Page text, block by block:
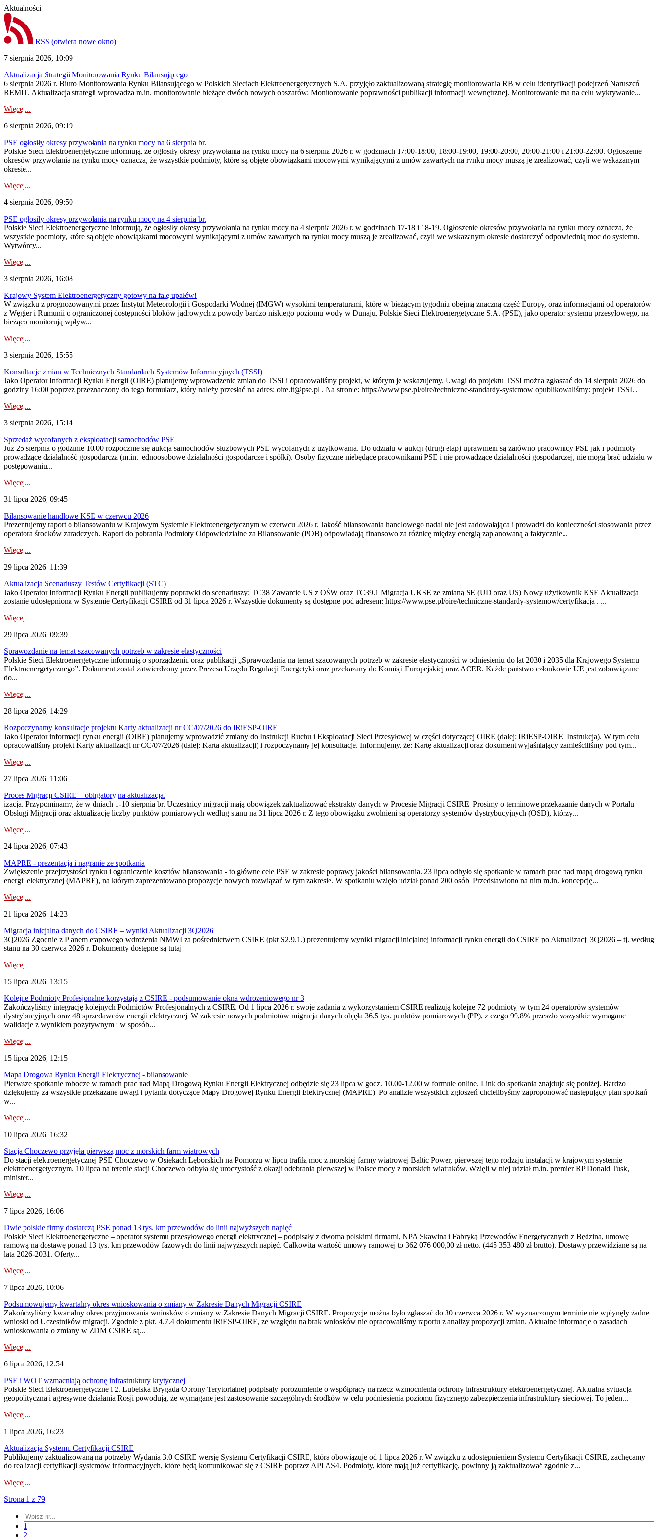
Aktualności
RSS (otwiera nowe okno)
7 sierpnia 2026, 10:09
Aktualizacja Strategii Monitorowania Rynku Bilansującego
6 sierpnia 2026 r. Biuro Monitorowania Rynku Bilansującego w Polskich Sieciach Elektroenergetycznych S.A. przyjęło zaktualizowaną strategię monitorowania RB w celu identyfikacji podejrzeń Naruszeń
REMIT. Aktualizacja strategii wprowadza m.in. monitorowanie bieżące dwóch nowych obszarów: Monitorowanie poprawności publikacji informacji wewnętrznej. Monitorowanie ma na celu wykrywanie...
Więcej...
6 sierpnia 2026, 09:19
PSE ogłosiły okresy przywołania na rynku mocy na 6 sierpnia br.
Polskie Sieci Elektroenergetyczne informują, że ogłosiły okresy przywołania na rynku mocy na 6 sierpnia 2026 r. w godzinach 17:00-18:00, 18:00-19:00, 19:00-20:00, 20:00-21:00 i 21:00-22:00. Ogłoszenie
okresów przywołania na rynku mocy oznacza, że wszystkie podmioty, które są objęte obowiązkami mocowymi wynikającymi z umów zawartych na rynku mocy muszą je zrealizować, czyli we wskazanym
okresie...
Więcej...
4 sierpnia 2026, 09:50
PSE ogłosiły okresy przywołania na rynku mocy na 4 sierpnia br.
Polskie Sieci Elektroenergetyczne informują, że ogłosiły okresy przywołania na rynku mocy na 4 sierpnia 2026 r. w godzinach 17-18 i 18-19. Ogłoszenie okresów przywołania na rynku mocy oznacza, że
wszystkie podmioty, które są objęte obowiązkami mocowymi wynikającymi z umów zawartych na rynku mocy muszą je zrealizować, czyli we wskazanym okresie dostarczyć odpowiednią moc do systemu.
Wytwórcy...
Więcej...
3 sierpnia 2026, 16:08
Krajowy System Elektroenergetyczny gotowy na falę upałów!
W związku z prognozowanymi przez Instytut Meteorologii i Gospodarki Wodnej (IMGW) wysokimi temperaturami, które w bieżącym tygodniu obejmą znaczną część Europy, oraz informacjami od operatorów
z Węgier i Rumunii o ograniczonej dostępności bloków jądrowych z powody bardzo niskiego poziomu wody w Dunaju, Polskie Sieci Elektroenergetyczne S.A. (PSE), jako operator systemu przesyłowego, na
bieżąco monitorują wpływ...
Więcej...
3 sierpnia 2026, 15:55
Konsultacje zmian w Technicznych Standardach Systemów Informacyjnych (TSSI)
Jako Operator Informacji Rynku Energii (OIRE) planujemy wprowadzenie zmian do TSSI i opracowaliśmy projekt, w którym je wskazujemy. Uwagi do projektu TSSI można zgłaszać do 14 sierpnia 2026 do
godziny 16:00 poprzez przeznaczony do tego formularz, który należy przesłać na adres: oire.it@pse.pl . Na stronie: https://www.pse.pl/oire/techniczne-standardy-systemow opublikowaliśmy: projekt TSSI...
Więcej...
3 sierpnia 2026, 15:14
Sprzedaż wycofanych z eksploatacji samochodów PSE
Już 25 sierpnia o godzinie 10.00 rozpocznie się aukcja samochodów służbowych PSE wycofanych z użytkowania. Do udziału w aukcji (drugi etap) uprawnieni są zarówno pracownicy PSE jak i podmioty
prowadzące działalność gospodarczą (m.in. jednoosobowe działalności gospodarcze i spółki). Osoby fizyczne niebędące pracownikami PSE i nie prowadzące działalności gospodarczej, nie mogą brać udziału w
postępowaniu...
Więcej...
31 lipca 2026, 09:45
Bilansowanie handlowe KSE w czerwcu 2026
Prezentujemy raport o bilansowaniu w Krajowym Systemie Elektroenergetycznym w czerwcu 2026 r. Jakość bilansowania handlowego nadal nie jest zadowalająca i prowadzi do konieczności stosowania przez
operatora środków zaradczych. Raport do pobrania Podmioty Odpowiedzialne za Bilansowanie (POB) odpowiadają finansowo za różnicę między energią zaplanowaną a faktycznie...
Więcej...
29 lipca 2026, 11:39
Aktualizacja Scenariuszy Testów Certyfikacji (STC)
Jako Operator Informacji Rynku Energii publikujemy poprawki do scenariuszy: TC38 Zawarcie US z OŚW oraz TC39.1 Migracja UKSE ze zmianą SE (UD oraz US) Nowy użytkownik KSE Aktualizacja
zostanie udostępniona w Systemie Certyfikacji CSIRE od 31 lipca 2026 r. Wszystkie dokumenty są dostępne pod adresem: https://www.pse.pl/oire/techniczne-standardy-systemow/certyfikacja . ...
Więcej...
29 lipca 2026, 09:39
Sprawozdanie na temat szacowanych potrzeb w zakresie elastyczności
Polskie Sieci Elektroenergetyczne informują o sporządzeniu oraz publikacji „Sprawozdania na temat szacowanych potrzeb w zakresie elastyczności w odniesieniu do lat 2030 i 2035 dla Krajowego Systemu
Elektroenergetycznego”. Dokument został zatwierdzony przez Prezesa Urzędu Regulacji Energetyki oraz przekazany do Komisji Europejskiej oraz ACER. Każde państwo członkowie UE jest zobowiązane
do...
Więcej...
28 lipca 2026, 14:29
Rozpoczynamy konsultacje projektu Karty aktualizacji nr CC/07/2026 do IRiESP-OIRE
Jako Operator informacji rynku energii (OIRE) planujemy wprowadzić zmiany do Instrukcji Ruchu i Eksploatacji Sieci Przesyłowej w części dotyczącej OIRE (dalej: IRiESP-OIRE, Instrukcja). W tym celu
opracowaliśmy projekt Karty aktualizacji nr CC/07/2026 (dalej: Karta aktualizacji) i rozpoczynamy jej konsultacje. Informujemy, że: Kartę aktualizacji oraz dokument wyjaśniający zamieściliśmy pod tym...
Więcej...
27 lipca 2026, 11:06
Proces Migracji CSIRE – obligatoryjna aktualizacja.
izacja. Przypominamy, że w dniach 1-10 sierpnia br. Uczestnicy migracji mają obowiązek zaktualizować ekstrakty danych w Procesie Migracji CSIRE. Prosimy o terminowe przekazanie danych w Portalu
Obsługi Migracji oraz aktualizację liczby punktów pomiarowych według stanu na 31 lipca 2026 r. Z tego obowiązku zwolnieni są operatorzy systemów dystrybucyjnych (OSD), którzy...
Więcej...
24 lipca 2026, 07:43
MAPRE - prezentacja i nagranie ze spotkania
Zwiększenie przejrzystości rynku i ograniczenie kosztów bilansowania - to główne cele PSE w zakresie poprawy jakości bilansowania. 23 lipca odbyło się spotkanie w ramach prac nad mapą drogową rynku
energii elektrycznej (MAPRE), na którym zaprezentowano propozycje nowych rozwiązań w tym zakresie. W spotkaniu wzięło udział ponad 200 osób. Przedstawiono na nim m.in. koncepcję...
Więcej...
21 lipca 2026, 14:23
Migracja inicjalna danych do CSIRE – wyniki Aktualizacji 3Q2026
3Q2026 Zgodnie z Planem etapowego wdrożenia NMWI za pośrednictwem CSIRE (pkt S2.9.1.) prezentujemy wyniki migracji inicjalnej informacji rynku energii do CSIRE po Aktualizacji 3Q2026 – tj. według
stanu na 30 czerwca 2026 r. Dokumenty dostępne są tutaj
Więcej...
15 lipca 2026, 13:15
Kolejne Podmioty Profesjonalne korzystają z CSIRE - podsumowanie okna wdrożeniowego nr 3
Zakończyliśmy integrację kolejnych Podmiotów Profesjonalnych z CSIRE. Od 1 lipca 2026 r. swoje zadania z wykorzystaniem CSIRE realizują kolejne 72 podmioty, w tym 24 operatorów systemów
dystrybucyjnych oraz 48 sprzedawców energii elektrycznej. W zakresie nowych podmiotów migracja danych objęła 36,5 tys. punktów pomiarowych (PP), z czego 99,8% przeszło wszystkie wymagane
walidacje z wynikiem pozytywnym i w sposób...
Więcej...
15 lipca 2026, 12:15
Mapa Drogowa Rynku Energii Elektrycznej - bilansowanie
Pierwsze spotkanie robocze w ramach prac nad Mapą Drogową Rynku Energii Elektrycznej odbędzie się 23 lipca w godz. 10.00-12.00 w formule online. Link do spotkania znajduje się poniżej. Bardzo
dziękujemy za wszystkie przekazane uwagi i pytania dotyczące Mapy Drogowej Rynku Energii Elektrycznej (MAPRE). Po analizie wszystkich zgłoszeń chcielibyśmy zaproponować następujący plan spotkań
w...
Więcej...
10 lipca 2026, 16:32
Stacja Choczewo przyjęła pierwszą moc z morskich farm wiatrowych
Do stacji elektroenergetycznej PSE Choczewo w Osiekach Lęborskich na Pomorzu w lipcu trafiła moc z morskiej farmy wiatrowej Baltic Power, pierwszej tego rodzaju instalacji w krajowym systemie
elektroenergetycznym. 10 lipca na terenie stacji Choczewo odbyła się uroczystość z okazji odebrania pierwszej w Polsce mocy z morskich wiatraków. Wzięli w niej udział m.in. premier RP Donald Tusk,
minister...
Więcej...
7 lipca 2026, 16:06
Dwie polskie firmy dostarczą PSE ponad 13 tys. km przewodów do linii najwyższych napięć
Polskie Sieci Elektroenergetyczne – operator systemu przesyłowego energii elektrycznej – podpisały z dwoma polskimi firmami, NPA Skawina i Fabryką Przewodów Energetycznych z Będzina, umowę
ramową na dostawę ponad 13 tys. km przewodów fazowych do linii najwyższych napięć. Całkowita wartość umowy ramowej to 362 076 000,00 zł netto. (445 353 480 zł brutto). Dostawy przewidziane są na
lata 2026-2031. Oferty...
Więcej...
7 lipca 2026, 10:06
Podsumowujemy kwartalny okres wnioskowania o zmiany w Zakresie Danych Migracji CSIRE
Zakończyliśmy kwartalny okres przyjmowania wniosków o zmiany w Zakresie Danych Migracji CSIRE. Propozycje można było zgłaszać do 30 czerwca 2026 r. W wyznaczonym terminie nie wpłynęły żadne
wnioski od Uczestników migracji. Zgodnie z pkt. 4.7.4 dokumentu IRiESP-OIRE, ze względu na brak wniosków nie opracowaliśmy raportu z analizy propozycji zmian. Aktualne informacje o zasadach
wnioskowania o zmiany w ZDM CSIRE są...
Więcej...
6 lipca 2026, 12:54
PSE i WOT wzmacniają ochronę infrastruktury krytycznej
Polskie Sieci Elektroenergetyczne i 2. Lubelska Brygada Obrony Terytorialnej podpisały porozumienie o współpracy na rzecz wzmocnienia ochrony infrastruktury elektroenergetycznej. Aktualna sytuacja
geopolityczna i agresywne działania Rosji powodują, że wymagane jest zastosowanie szczególnych środków w celu podniesienia poziomu fizycznego zabezpieczenia infrastruktury sieciowej. To jeden...
Więcej...
1 lipca 2026, 16:23
Aktualizacja Systemu Certyfikacji CSIRE
Publikujemy zaktualizowaną na potrzeby Wydania 3.0 CSIRE wersję Systemu Certyfikacji CSIRE, która obowiązuje od 1 lipca 2026 r. W związku z udostępnieniem Systemu Certyfikacji CSIRE, zachęcamy
do realizacji certyfikacji systemów informacyjnych, które będą komunikować się z CSIRE poprzez API AS4. Podmioty, które mają już certyfikację, powinny ją zaktualizować zgodnie z...
Więcej...
Strona 1 z 79
1
2